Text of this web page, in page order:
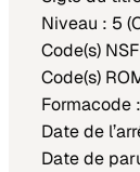
Niveau : 5
Code(s)
Code(s)
Formacode
Date de
Date de